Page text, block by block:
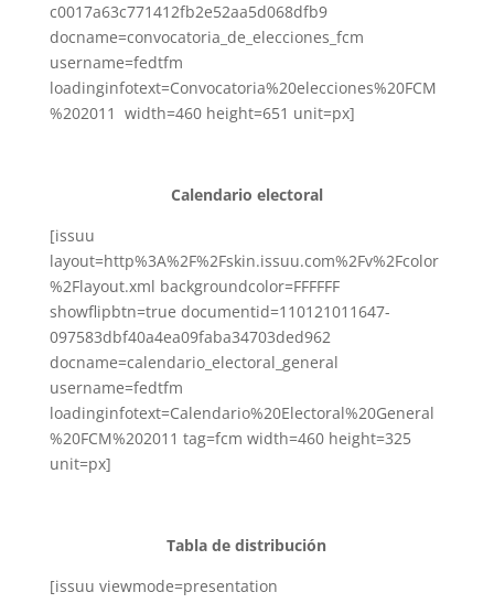
c0017a63c771412fb2e52aa5d068dfb9
docname=convocatoria_de_elecciones_fcm
username=fedtfm
loadinginfotext=Convocatoria%20elecciones%20FCM
%202011 width=460 height=651 unit=px]
Calendario electoral
[issuu
layout=http%3A%2F%2Fskin.issuu.com%2Fv%2Fcolor
%2Flayout.xml backgroundcolor=FFFFFF
showflipbtn=true documentid=110121011647-
097583dbf40a4ea09faba34703ded962
docname=calendario_electoral_general
username=fedtfm
loadinginfotext=Calendario%20Electoral%20General
%20FCM%202011 tag=fcm width=460 height=325
unit=px]
Tabla de distribución
[issuu viewmode=presentation